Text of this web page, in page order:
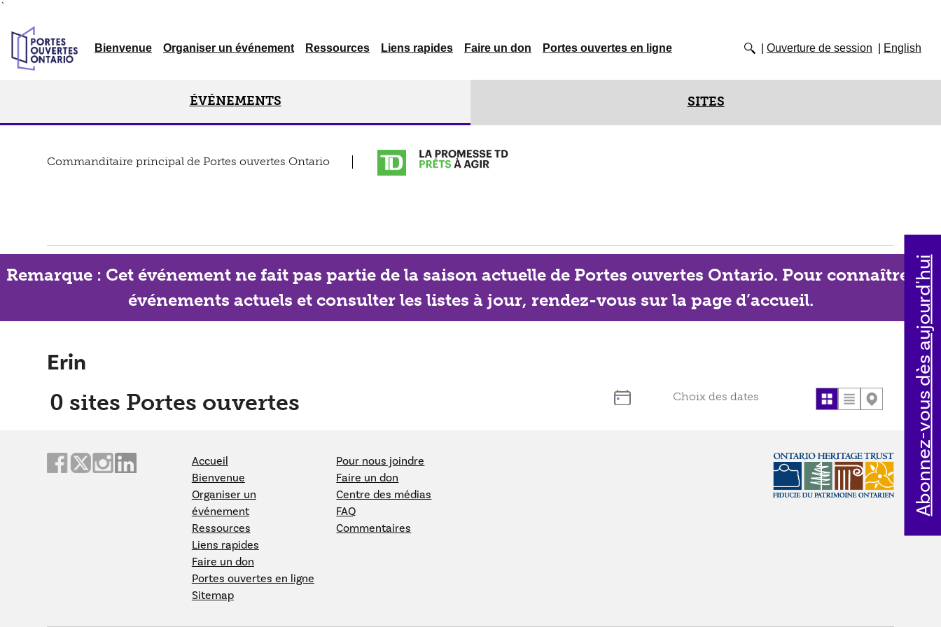
`
Bienvenue Organiser un événement Ressources Liens rapides Faire un don Portes ouvertes en ligne Ouverture de session English
ÉVÉNEMENTS SITES
Commanditaire principal de Portes ouvertes Ontario
Remarque : Cet événement ne fait pas partie de la saison actuelle de Portes ouvertes Ontario. Pour connaître les
événements actuels et consulter les listes à jour, rendez-vous sur la page d’accueil.
Erin
0 sites Portes ouvertes
Accueil
Bienvenue
Organiser un
événement
Ressources
Liens rapides
Faire un don
Portes ouvertes en ligne
Sitemap
Pour nous joindre
Faire un don
Centre des médias
FAQ
Commentaires
Abonnez-vous dès aujourd'hui